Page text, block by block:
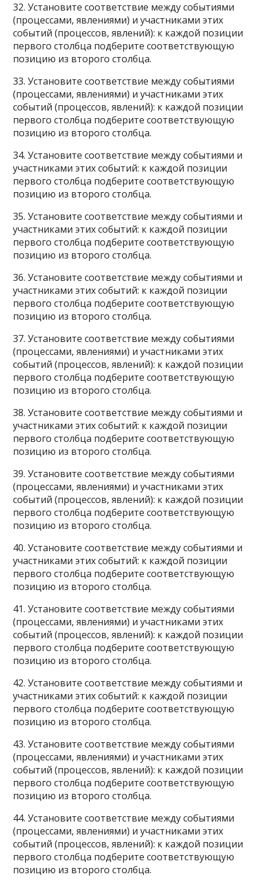
32. Установите соответствие между событиями
(процессами, явлениями) и участниками этих
событий (процессов, явлений): к каждой позиции
первого столбца подберите соответствующую
позицию из второго столбца.
33. Установите соответствие между событиями
(процессами, явлениями) и участниками этих
событий (процессов, явлений): к каждой позиции
первого столбца подберите соответствующую
позицию из второго столбца.
34. Установите соответствие между событиями и
участниками этих событий: к каждой позиции
первого столбца подберите соответствующую
позицию из второго столбца.
35. Установите соответствие между событиями и
участниками этих событий: к каждой позиции
первого столбца подберите соответствующую
позицию из второго столбца.
36. Установите соответствие между событиями и
участниками этих событий: к каждой позиции
первого столбца подберите соответствующую
позицию из второго столбца.
37. Установите соответствие между событиями
(процессами, явлениями) и участниками этих
событий (процессов, явлений): к каждой позиции
первого столбца подберите соответствующую
позицию из второго столбца.
38. Установите соответствие между событиями и
участниками этих событий: к каждой позиции
первого столбца подберите соответствующую
позицию из второго столбца.
39. Установите соответствие между событиями
(процессами, явлениями) и участниками этих
событий (процессов, явлений): к каждой позиции
первого столбца подберите соответствующую
позицию из второго столбца.
40. Установите соответствие между событиями и
участниками этих событий: к каждой позиции
первого столбца подберите соответствующую
позицию из второго столбца.
41. Установите соответствие между событиями
(процессами, явлениями) и участниками этих
событий (процессов, явлений): к каждой позиции
первого столбца подберите соответствующую
позицию из второго столбца.
42. Установите соответствие между событиями и
участниками этих событий: к каждой позиции
первого столбца подберите соответствующую
позицию из второго столбца.
43. Установите соответствие между событиями
(процессами, явлениями) и участниками этих
событий (процессов, явлений): к каждой позиции
первого столбца подберите соответствующую
позицию из второго столбца.
44. Установите соответствие между событиями
(процессами, явлениями) и участниками этих
событий (процессов, явлений): к каждой позиции
первого столбца подберите соответствующую
позицию из второго столбца.